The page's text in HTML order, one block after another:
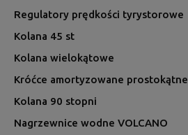
Regulatory prędkości tyrystorowe
Kolana 45 st
Kolana wielokątowe
Króćce amortyzowane prostokątne
Kolana 90 stopni
Nagrzewnice wodne VOLCANO